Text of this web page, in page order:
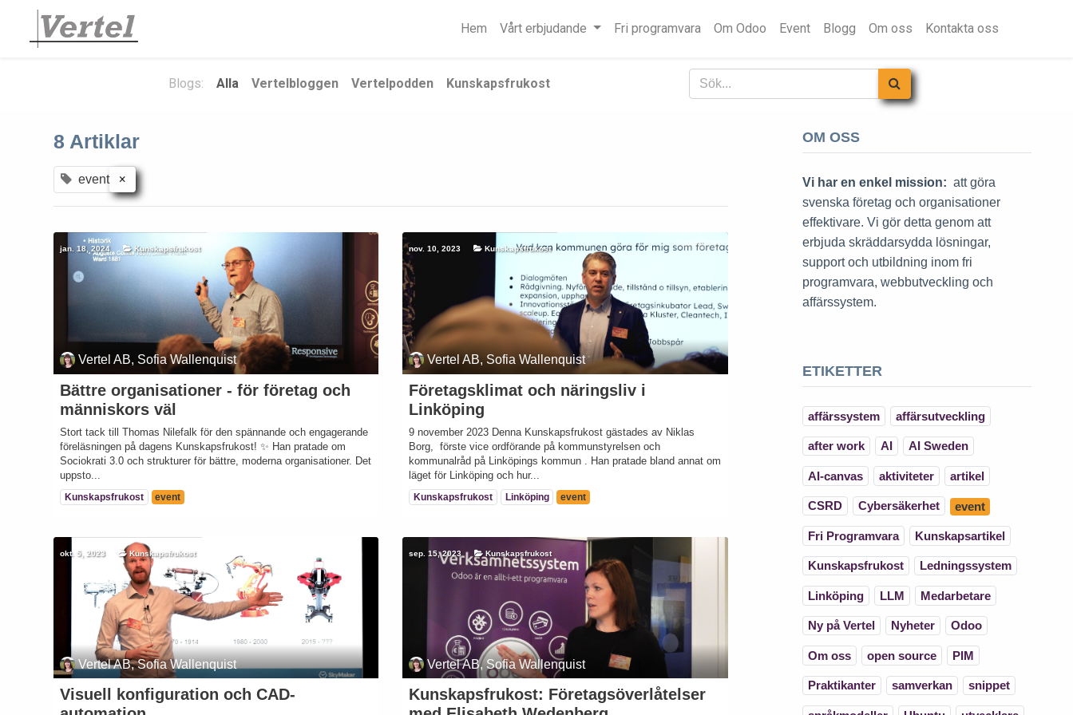
Hem Vårt erbjudande Fri programvara Om Odoo Event Blogg Om oss Kontakta oss
Blogs: Alla Vertelbloggen Vertelpodden Kunskapsfrukost
8 Artiklar
event ×
Vertel AB, Sofia Wallenquist
Bättre organisationer - för företag och
människors väl
Stort tack till Thomas Nilefalk för den spännande och engagerande
föreläsningen på dagens Kunskapsfrukost! ✨ Han pratade om
Sociokrati 3.0 och strukturer för bättre, moderna organisationer. Det
uppsto...
Kunskapsfrukost event
jan. 18, 2024 Kunskapsfrukost
Vertel AB, Sofia Wallenquist
Företagsklimat och näringsliv i
Linköping
9 november 2023 Denna Kunskapsfrukost gästades av Niklas
Borg, förste vice ordförande på kommunstyrelsen och
kommunalråd på Linköpings kommun . Han pratade bland annat om
läget för Linköping och hur...
Kunskapsfrukost Linköping event
nov. 10, 2023 Kunskapsfrukost
Vertel AB, Sofia Wallenquist
Visuell konfiguration och CAD-
okt. 5, 2023 Kunskapsfrukost
Vertel AB, Sofia Wallenquist
Kunskapsfrukost: Företagsöverlåtelser
sep. 15, 2023 Kunskapsfrukost
OM OSS
Vi har en enkel mission: att göra
svenska företag och organisationer
effektivare. Vi gör detta genom att
erbjuda skräddarsydda lösningar,
support och utbildning inom fri
programvara, webbutveckling och
affärssystem.
ETIKETTER
affärssystem affärsutveckling
after work AI AI Sweden
AI-canvas aktiviteter artikel
CSRD Cybersäkerhet event
Fri Programvara Kunskapsartikel
Kunskapsfrukost Ledningssystem
Linköping LLM Medarbetare
Ny på Vertel Nyheter Odoo
Om oss open source PIM
Praktikanter samverkan snippet